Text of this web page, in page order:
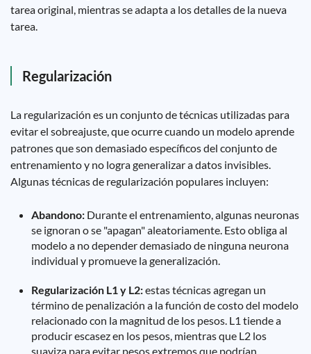
tarea original, mientras se adapta a los detalles de la nueva
tarea.
Regularización
La regularización es un conjunto de técnicas utilizadas para
evitar el sobreajuste, que ocurre cuando un modelo aprende
patrones que son demasiado específicos del conjunto de
entrenamiento y no logra generalizar a datos invisibles.
Algunas técnicas de regularización populares incluyen:
Abandono: Durante el entrenamiento, algunas neuronas
se ignoran o se "apagan" aleatoriamente. Esto obliga al
modelo a no depender demasiado de ninguna neurona
individual y promueve la generalización.
Regularización L1 y L2:estas técnicas agregan un
término de penalización a la función de costo del modelo
relacionado con la magnitud de los pesos. L1 tiende a
producir escasez en los pesos, mientras que L2 los
suaviza para evitar pesos extremos que podrían